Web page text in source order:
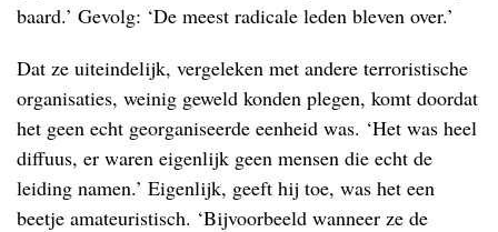
baard.’ Gevolg: ‘De meest radicale leden bleven over.’
Dat ze uiteindelijk, vergeleken met andere terroristische
organisaties, weinig geweld konden plegen, komt doordat
het geen echt georganiseerde eenheid was. ‘Het was heel
diffuus, er waren eigenlijk geen mensen die echt de
leiding namen.’ Eigenlijk, geeft hij toe, was het een
beetje amateuristisch. ‘Bijvoorbeeld wanneer ze de